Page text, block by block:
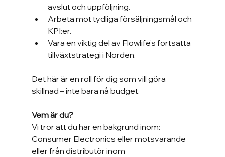
avslut och uppföljning.
Arbeta mot tydliga försäljningsmål och
KPI:er.
Vara en viktig del av Flowlife’s fortsatta
tillväxtstrategi i Norden.
Det här är en roll för dig som vill göra
skillnad – inte bara nå budget.
Vem är du?
Vi tror att du har en bakgrund inom:
Consumer Electronics eller motsvarande
eller från distributör inom